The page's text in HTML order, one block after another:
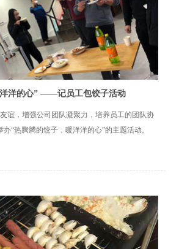
洋的心” ——记员工包饺子活动
谊，增强公司团队凝聚力，培养员工的团队协
办“热腾腾的饺子，暖洋洋的心”的主题活动。